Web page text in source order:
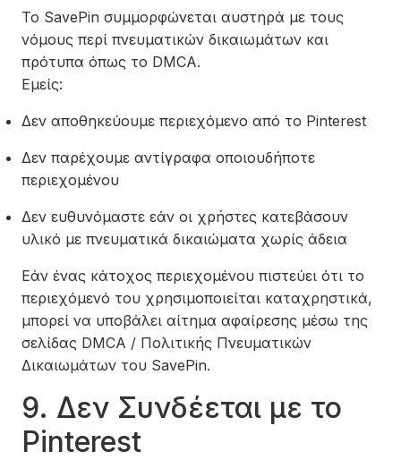
Το SavePin συμμορφώνεται αυστηρά με τους
νόμους περί πνευματικών δικαιωμάτων και
πρότυπα όπως το DMCA.
Εμείς:
Δεν αποθηκεύουμε περιεχόμενο από το Pinterest
Δεν παρέχουμε αντίγραφα οποιουδήποτε
περιεχομένου
Δεν ευθυνόμαστε εάν οι χρήστες κατεβάσουν
υλικό με πνευματικά δικαιώματα χωρίς άδεια
Εάν ένας κάτοχος περιεχομένου πιστεύει ότι το
περιεχόμενό του χρησιμοποιείται καταχρηστικά,
μπορεί να υποβάλει αίτημα αφαίρεσης μέσω της
σελίδας DMCA / Πολιτικής Πνευματικών
Δικαιωμάτων του SavePin.
9. Δεν Συνδέεται με το
Pinterest